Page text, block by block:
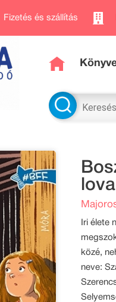
Fizetés és szállítás
Iri élete
közé,
neve: